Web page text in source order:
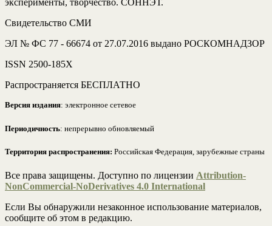
эксперименты, творчество. СОННЭТ.
Свидетельство СМИ
ЭЛ № ФС 77 - 66674 от 27.07.2016 выдано РОСКОМНАДЗОР
ISSN 2500-185Х
Распространяется БЕСПЛАТНО
Версия издания: электронное сетевое
Периодичность: непрерывно обновляемый
Территория распространения: Российская Федерация, зарубежные страны
Все права защищены. Доступно по лицензии Attribution-
NonCommercial-NoDerivatives 4.0 International
Если Вы обнаружили незаконное использование материалов,
сообщите об этом в редакцию.